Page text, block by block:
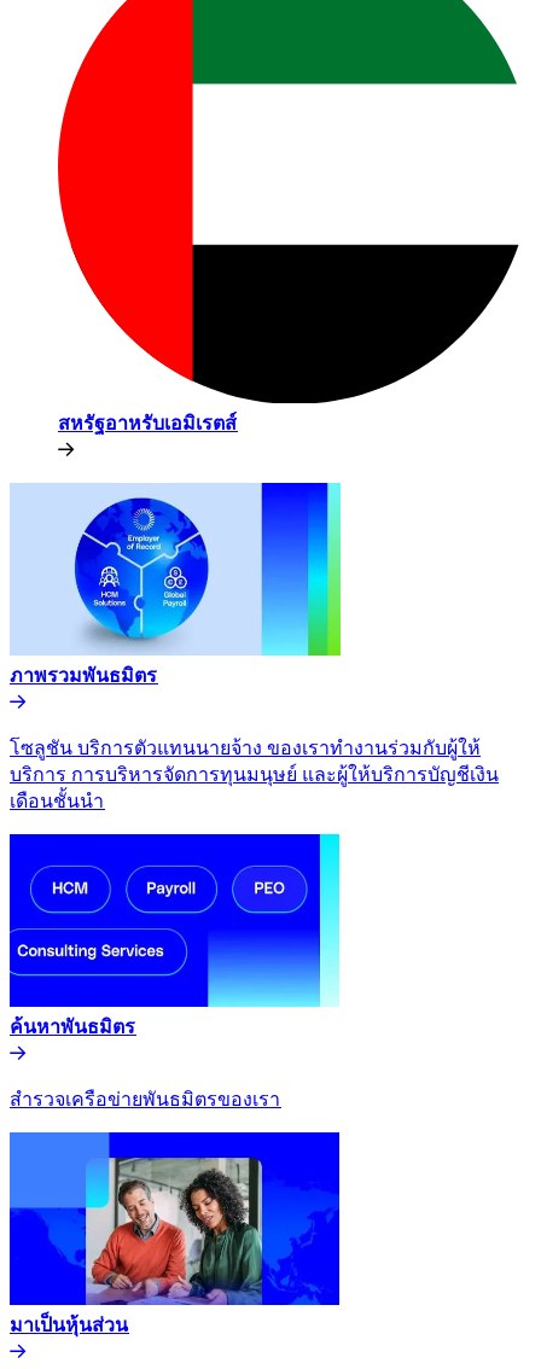
สหรัฐอาหรับเอมิเรตส์​​
ภาพรวมพันธมิตร​​
โซลูชัน บริการตัวแทนนายจ้าง ของเราทำงานร่วมกับผู้ให้
บริการ การบริหารจัดการทุนมนุษย์ และผู้ให้บริการบัญชีเงิน
เดือนชั้นนำ​​
ค้นหาพันธมิตร​​
สำรวจเครือข่ายพันธมิตรของเรา​​
มาเป็นหุ้นส่วน​​